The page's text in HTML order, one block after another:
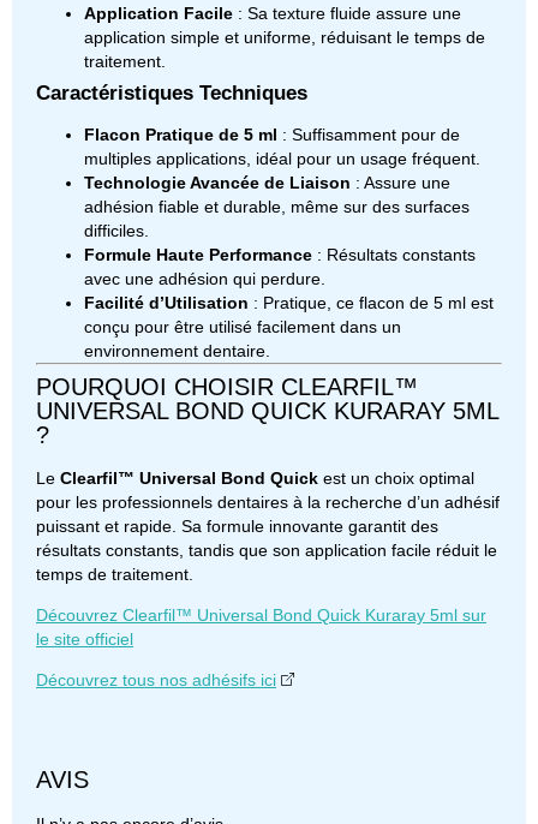
Application Facile : Sa texture fluide assure une
application simple et uniforme, réduisant le temps de
traitement.
Caractéristiques Techniques
Flacon Pratique de 5 ml : Suffisamment pour de
multiples applications, idéal pour un usage fréquent.
Technologie Avancée de Liaison : Assure une
adhésion fiable et durable, même sur des surfaces
difficiles.
Formule Haute Performance : Résultats constants
avec une adhésion qui perdure.
Facilité d’Utilisation : Pratique, ce flacon de 5 ml est
conçu pour être utilisé facilement dans un
environnement dentaire.
POURQUOI CHOISIR CLEARFIL™
UNIVERSAL BOND QUICK KURARAY 5ML
?
Le Clearfil™ Universal Bond Quick est un choix optimal
pour les professionnels dentaires à la recherche d’un adhésif
puissant et rapide. Sa formule innovante garantit des
résultats constants, tandis que son application facile réduit le
temps de traitement.
Découvrez Clearfil™ Universal Bond Quick Kuraray 5ml sur
le site officiel
Découvrez tous nos adhésifs ici
AVIS